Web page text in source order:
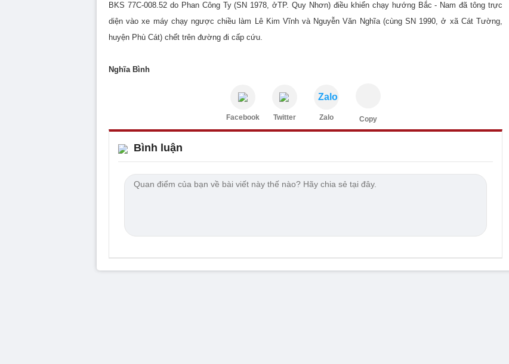
BKS 77C-008.52 do Phan Công Ty (SN 1978, ởTP. Quy Nhơn) điều khiển chạy hướng Bắc - Nam đã tông trực
diện vào xe máy chạy ngược chiều làm Lê Kim Vĩnh và Nguyễn Văn Nghĩa (cùng SN 1990, ở xã Cát Tường,
huyện Phù Cát) chết trên đường đi cấp cứu.
Nghĩa Bình
Facebook Twitter
Zalo
Zalo Copy
Bình luận